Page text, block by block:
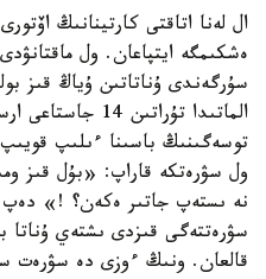
ال لەنا اتاقتى كارتينانىڭ
ەشكىمگە ايتپاعان. ول
سۇرگەندى ۇناتاتىن ۇياڭ قىز
الماتىدا
توسەگىنىڭ باسىنا ءىلىپ
ول سۋرەتكە قاراپ: «بۇل قىز
نە ىستەپ جاتىر ەكەن؟ !» دەپ
سۋرەتتەگى قىزدى ىشتەي ۇناتا
قالعان. ونىڭ ءوزى دە سۋرەت